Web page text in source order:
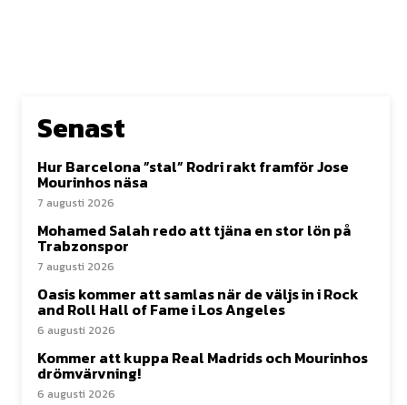
Senast
Hur Barcelona ”stal” Rodri rakt framför Jose
Mourinhos näsa
7 augusti 2026
Mohamed Salah redo att tjäna en stor lön på
Trabzonspor
7 augusti 2026
Oasis kommer att samlas när de väljs in i Rock
and Roll Hall of Fame i Los Angeles
6 augusti 2026
Kommer att kuppa Real Madrids och Mourinhos
drömvärvning!
6 augusti 2026